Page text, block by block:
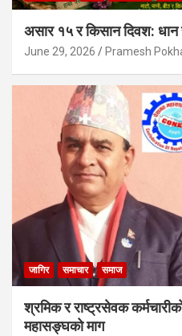
असार १५ र किसान दिवश: धान
June 29, 2026 Pramesh
जागिर समाचार समाज
श्रमिक र राष्ट्रसेवक
महासङ्घको माग